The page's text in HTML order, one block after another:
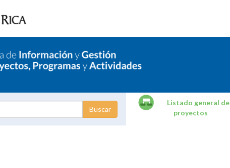
Listado general de
proyectos